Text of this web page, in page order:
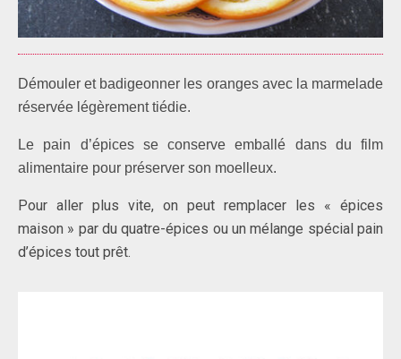
Démouler et badigeonner les oranges avec la marmelade
réservée légèrement tiédie.
Le pain d’épices se conserve emballé dans du film
alimentaire pour préserver son moelleux.
Pour aller plus vite, on peut remplacer les « épices
maison » par du quatre-épices ou un mélange spécial pain
d’épices tout prêt.